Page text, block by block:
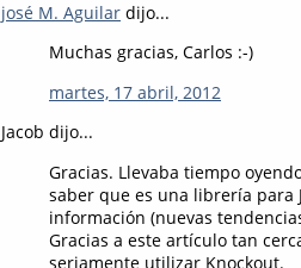
josé M. Aguilar dijo...
Muchas gracias, Carlos :-)
martes, 17 abril, 2012
Jacob dijo...
Gracias. Llevaba tiempo
saber que es una librería para
información (nuevas
Gracias a este artículo tan
seriamente utilizar Knockout.